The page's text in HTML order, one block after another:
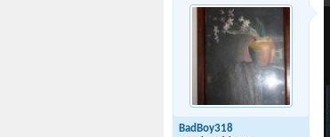
BadBoy318